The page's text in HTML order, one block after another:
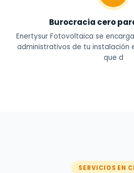
Burocracia cero
Enertysur Fotovoltaica se
administrativos de tu instalación
que d
SERVICIOS EN